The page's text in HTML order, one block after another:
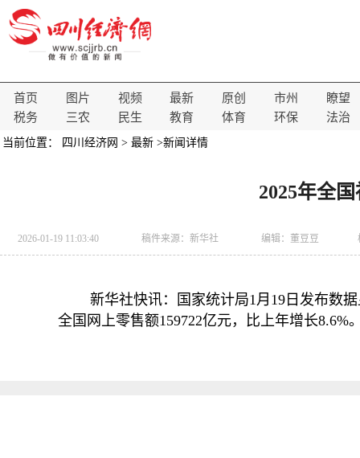
首页 图片 视频 最新 原创 市州
瞭望
税务
三农 民生 教育 体育 环保 法治
当前位置： 四川经济网 > 最新 >新闻详情
2025年全
2026-01-19 11:03:40 稿件来源： 新华社 编辑：董豆豆
新华社快讯：国家统计局1月19日发布数
全国网上零售额159722亿元，比上年增长8.6%